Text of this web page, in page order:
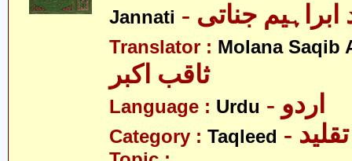
Jannati
ابراہیم جناتی
Translator : Molana Saqib
ثاقب اکبر
Language : Urdu - اردو
Category : Taqleed - تقلید